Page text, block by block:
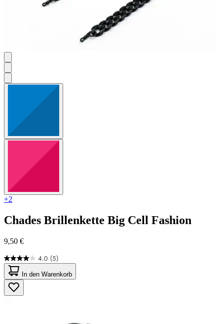
+2
Chades Brillenkette Big Cell Fashion
9,50 €
4.0 (5)
4.0
von
5
Sternen.
5
In den Warenkorb